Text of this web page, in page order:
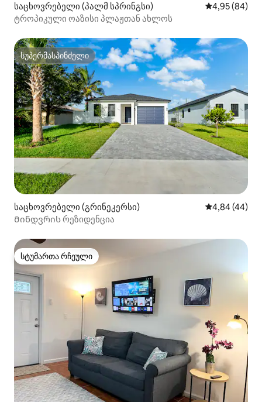
საცხოვრებელი (პალმ სპრინგსი) საშუალო
4,95 (84)
ტროპიკული ოაზისი პლაჟთან ახლოს
სუპერმასპინძელი
სუპერმასპინძელი
საცხოვრებელი (გრინეკერსი) საშუალო
4,84 (44)
Მინდვრის რეზიდენცია
სტუმართა რჩეული
სტუმართა რჩეული